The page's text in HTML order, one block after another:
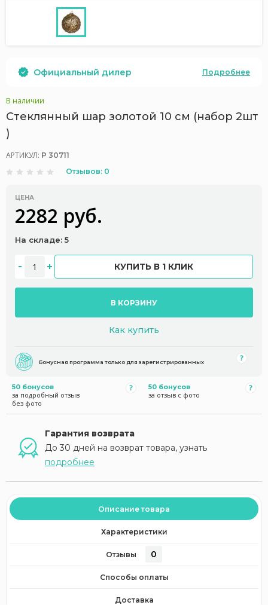
Официальный дилер Подробнее
В наличии
Стеклянный шар золотой 10 см (набор 2шт
)
АРТИКУЛ: P 30711
Отзывов: 0
ЦЕНА
2282 руб.
На складе: 5
КУПИТЬ В 1 КЛИК
В КОРЗИНУ
Как купить
Бонусная программа только для зарегистрированных
50 бонусов
за подробный отзыв
без фото
50 бонусов
за отзыв с фото
Гарантия возврата
До 30 дней на возврат товара, узнать
подробнее
Описание товара
Характеристики
Отзывы 0
Способы оплаты
Доставка